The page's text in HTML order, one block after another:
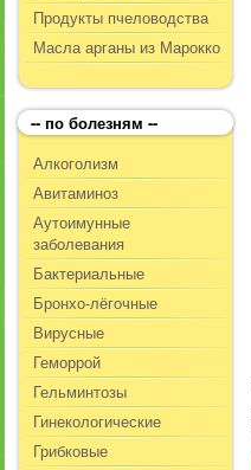
Продукты пчеловодства
Масла арганы из Марокко
-- по болезням --
Алкоголизм
Авитаминоз
Аутоимунные
заболевания
Бактериальные
Бронхо-лёгочные
Вирусные
Геморрой
Гельминтозы
Гинекологические
Грибковые